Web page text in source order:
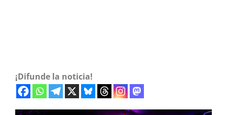
¡Difunde la noticia!